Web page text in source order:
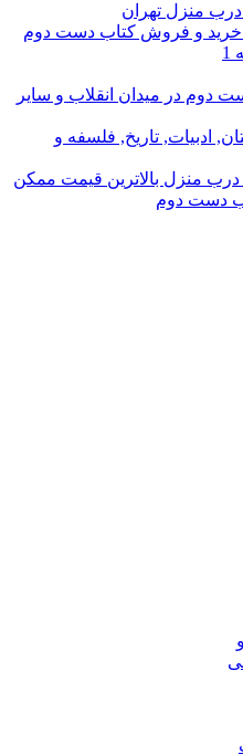
منزل تهران
: خرید و فروش کتاب دست دوم
دوم در میدان انقلاب و سایر
ادبیات, تاریخ, فلسفه و
درب منزل بالاترین قیمت ممکن
دست دوم